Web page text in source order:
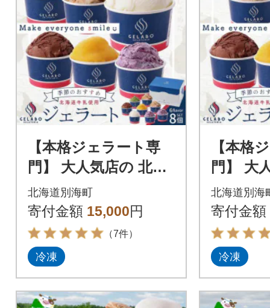
【本格ジェラート専
門】 大人気店の 北海
道 ジェラートセット
8個 ギフト アイスク
リーム 好きにも
北海道別海町
寄付金額 15,000円
（7件）
冷凍
【本格
門】 大
道 ジェ
6個 ギ
リーム
北海道別海
寄付金額
冷凍